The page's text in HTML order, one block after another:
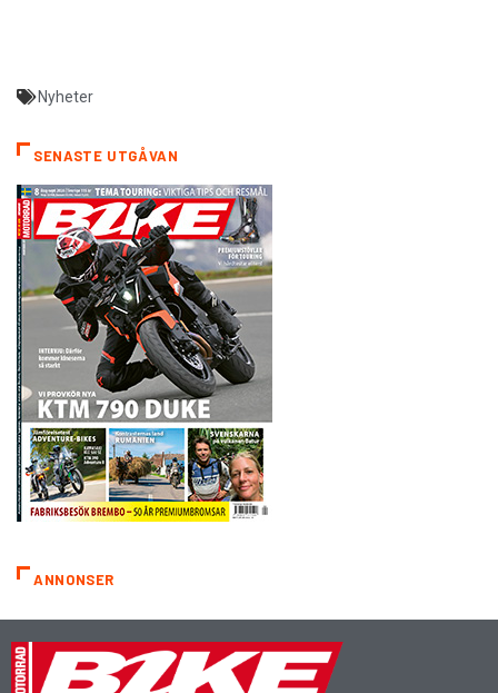
Nyheter
SENASTE UTGÅVAN
ANNONSER